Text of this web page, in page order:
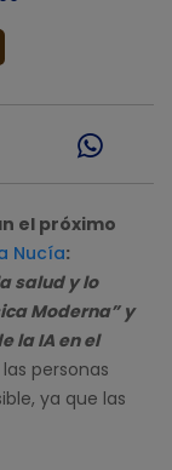
el próximo
Nucía:
salud y lo
Moderna” y
la IA en el
personas
ya que las